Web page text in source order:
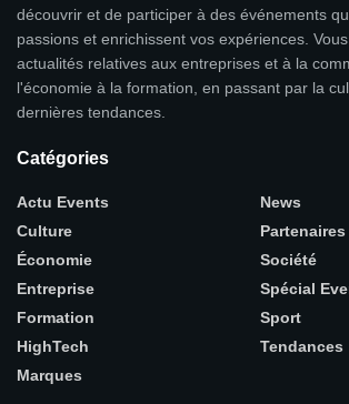
découvrir et de participer à des événements
passions et enrichissent vos expériences.
actualités relatives aux entreprises et à la
l'économie à la formation, en passant par la
dernières tendances.
Catégories
Actu Events
Culture
Économie
Entreprise
Formation
HighTech
Marques
News
Partenaires
Société
Spécial
Sport
Tendances